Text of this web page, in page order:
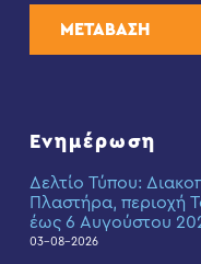
ΜΕΤΑΒΑΣΗ
Ενημέρωση
Δελτίο Τύπου:
Πλαστήρα, περιοχή
έως 6 Αυγούστου
03-08-2026